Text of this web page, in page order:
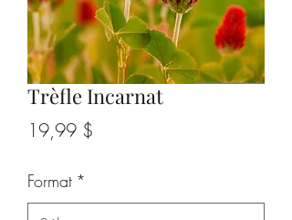
Trèfle Incarnat
19,99 $
Format *